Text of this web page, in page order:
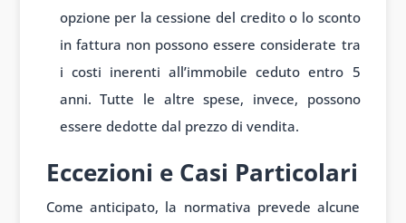
opzione per la cessione del credito o lo sconto
in fattura non possono essere considerate tra
i costi inerenti all’immobile ceduto entro 5
anni. Tutte le altre spese, invece, possono
essere dedotte dal prezzo di vendita.
Eccezioni e Casi Particolari
Come anticipato, la normativa prevede alcune